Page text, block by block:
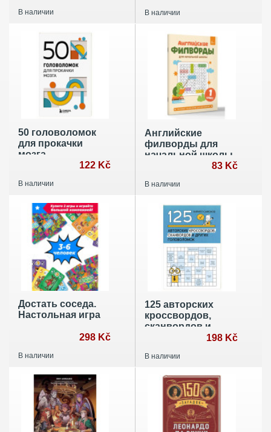
познавательной
В наличии В наличии
50 головоломок
для прокачки
мозга
122 Kč
В наличии
Английские
филворды для
начальной школы.
83 Kč
В наличии
Достать соседа.
Настольная игра
298 Kč
В наличии
125 авторских
кроссвордов,
сканвордов и
198 Kč
В наличии